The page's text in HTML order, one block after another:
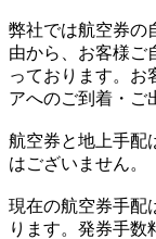
弊社では航空券の
由から、お客様ご
っております。お
アへのご到着・ご
航空券と地上手配
はございません。
現在の航空券手配
ります。発券手数